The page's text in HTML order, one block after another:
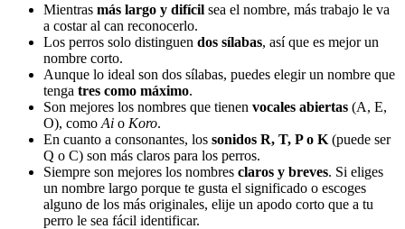
Mientras más largo y difícil sea el nombre, más trabajo le va
a costar al can reconocerlo.
Los perros solo distinguen dos sílabas, así que es mejor un
nombre corto.
Aunque lo ideal son dos sílabas, puedes elegir un nombre que
tenga tres como máximo.
Son mejores los nombres que tienen vocales abiertas (A, E,
O), como Ai o Koro.
En cuanto a consonantes, los sonidos R, T, P o K (puede ser
Q o C) son más claros para los perros.
Siempre son mejores los nombres claros y breves. Si eliges
un nombre largo porque te gusta el significado o escoges
alguno de los más originales, elije un apodo corto que a tu
perro le sea fácil identificar.